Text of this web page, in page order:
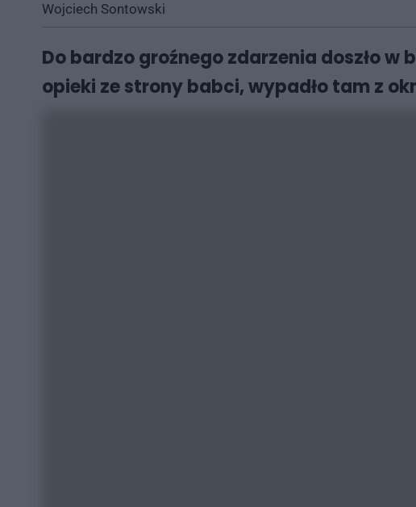
Wojciech Sontowski
Do bardzo groźnego zdarzenia doszło
opieki ze strony babci, wypadło tam z